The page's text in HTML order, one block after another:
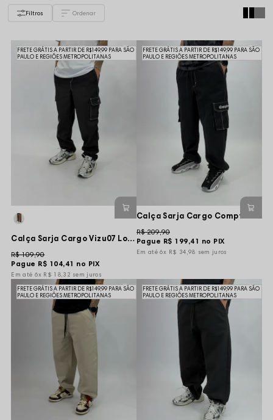
Filtros
FRETE GRÁTIS A PARTIR DE R$149,99 PARA SÃO
PAULO E REGIÕES METROPOLITANAS
Calça Sarja Cargo Vizu07 Logo New Street Monkey - Preta
Pague R$ 104,41 no PIX
R$ 109,90
6x R$ 18,32 sem juros
FRETE GRÁTIS A PARTIR DE R$149,99 PARA SÃO
PAULO E REGIÕES METROPOLITANAS
Pague R$ 199,41 no PIX
R$ 209,90
6x R$ 34,98 sem juros
FRETE GRÁTIS A PARTIR DE R$149,99 PARA SÃO
PAULO E REGIÕES METROPOLITANAS
FRETE GRÁTIS A PARTIR DE R$149,99 PARA SÃO
PAULO E REGIÕES METROPOLITANAS